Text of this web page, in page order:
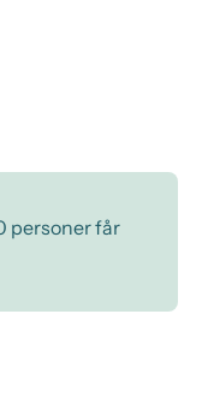
personer får